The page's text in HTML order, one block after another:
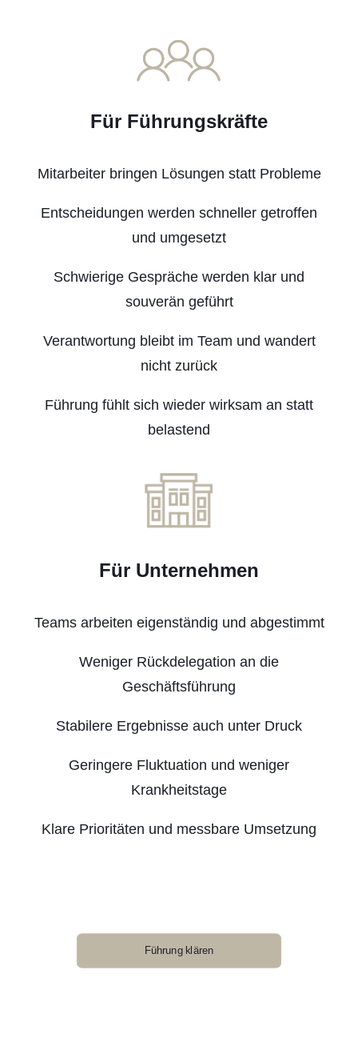
Für Führungskräfte
Mitarbeiter bringen Lösungen statt Probleme
Entscheidungen werden schneller getroffen
und umgesetzt
Schwierige Gespräche werden klar und
souverän geführt
Verantwortung bleibt im Team und wandert
nicht zurück
Führung fühlt sich wieder wirksam an statt
belastend
Für Unternehmen
Teams arbeiten eigenständig und abgestimmt
Weniger Rückdelegation an die
Geschäftsführung
Stabilere Ergebnisse auch unter Druck
Geringere Fluktuation und weniger
Krankheitstage
Klare Prioritäten und messbare Umsetzung
Führung klären